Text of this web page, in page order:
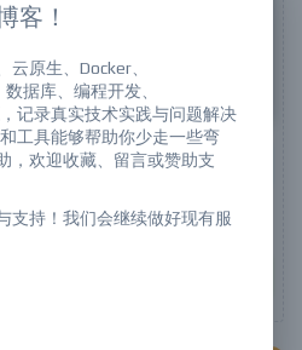
录购买
： 点击获取
客！
原生、Docker、
据库、编程开发、
记录真实技术实践与问题解决
工具能够帮助你少走一些弯
，欢迎收藏、留言或赞助支
支持！我们会继续做好现有服